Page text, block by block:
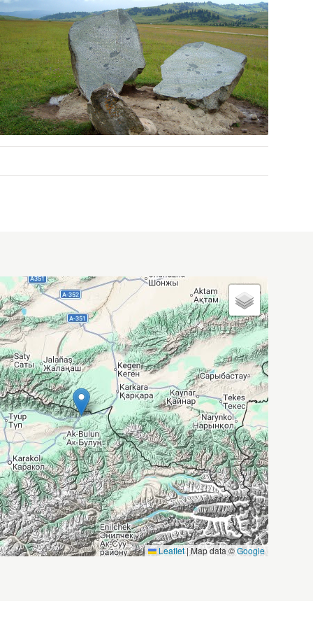
Leaflet|Map data ©Google